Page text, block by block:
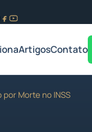
ArtigosContato
Morte no INSS